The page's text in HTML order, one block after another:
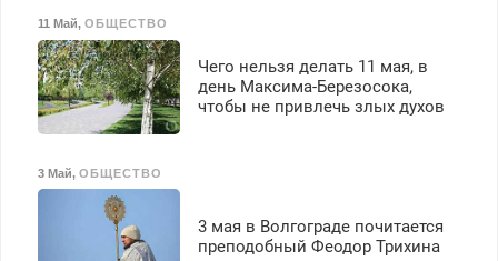
11 Май, ОБЩЕСТВО
Чего нельзя делать 11 мая, в
день Максима-Березосока,
чтобы не привлечь злых духов
3 Май, ОБЩЕСТВО
3 мая в Волгограде почитается
преподобный Феодор Трихина